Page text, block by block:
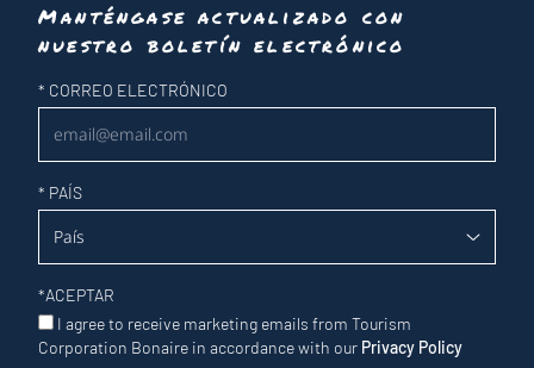
Manténgase actualizado con
nuestro boletín electrónico
Newsletter
* CORREO ELECTRÓNICO
* PAÍS
*ACEPTAR
I agree to receive marketing emails from Tourism
Corporation Bonaire in accordance with our Privacy Policy